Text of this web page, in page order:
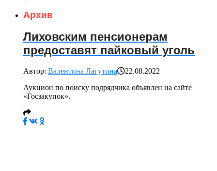
Архив
Лиховским пенсионерам
предоставят пайковый уголь
Автор: Валентина Лагутина
22.08.2022
Аукцион по поиску подрядчика объявлен на сайте
«Госзакупок».